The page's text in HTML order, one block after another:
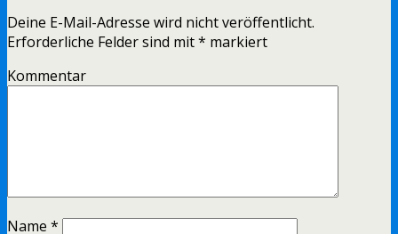
Deine E-Mail-Adresse wird nicht veröffentlicht.
Erforderliche Felder sind mit* markiert
Kommentar
Name *